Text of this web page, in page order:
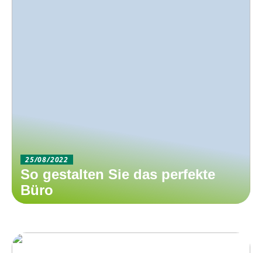
25/08/2022
So gestalten Sie das perfekte
Büro